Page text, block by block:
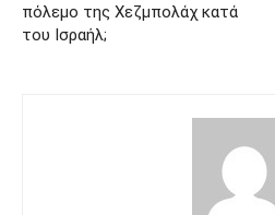
πόλεμο της Χεζμπολάχ κατά
του Ισραήλ;